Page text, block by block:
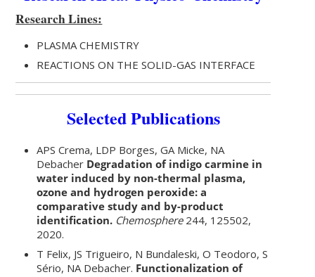
Research Lines:
PLASMA CHEMISTRY
REACTIONS ON THE SOLID-GAS INTERFACE
Selected Publications
APS Crema, LDP Borges, GA Micke, NA
Debacher Degradation of indigo carmine in
water induced by non-thermal plasma,
ozone and hydrogen peroxide: a
comparative study and by-product
identification. Chemosphere244, 125502,
2020.
T Felix, JS Trigueiro, N Bundaleski, O Teodoro, S
Sério, NA Debacher. Functionalization of